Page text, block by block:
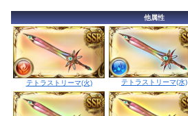
他属性
テトラストリーマ(火) テトラストリーマ(水)